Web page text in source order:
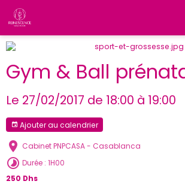
Gym & Ball
Le 27/02/2017 de 18:00 à 19:00
Ajouter au calendrier
Cabinet PNPCASA - Casablanca
Durée : 1H00
250 Dhs